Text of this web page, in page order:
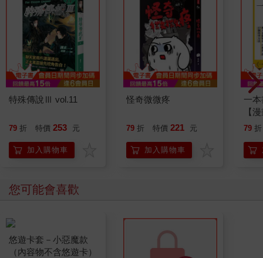
特殊傳說Ⅲ vol.11
79 折 特價 253 元
加入購物車
怪奇微微疼
79 折 特價 221 元
加入購物車
一
【
行
「
學方
79 折
您可能會喜歡
悠遊卡套－小惡魔款
（內容物不含悠遊卡）